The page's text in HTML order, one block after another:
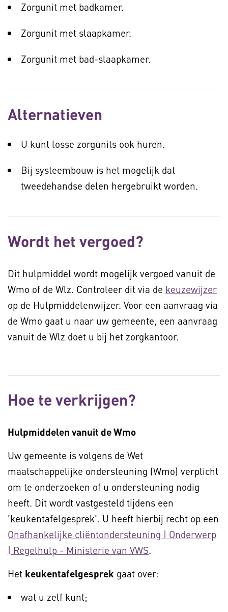
Zorgunit met badkamer.
Zorgunit met slaapkamer.
Zorgunit met bad-slaapkamer.
Alternatieven
U kunt losse zorgunits ook huren.
Bij systeembouw is het mogelijk dat
tweedehandse delen hergebruikt worden.
Wordt het vergoed?
Dit hulpmiddel wordt mogelijk vergoed vanuit de
Wmo of de Wlz. Controleer dit via de keuzewijzer
op de Hulpmiddelenwijzer. Voor een aanvraag via
de Wmo gaat u naar uw gemeente, een aanvraag
vanuit de Wlz doet u bij het zorgkantoor.
Hoe te verkrijgen?
Hulpmiddelen vanuit de Wmo
Uw gemeente is volgens de Wet
maatschappelijke ondersteuning (Wmo) verplicht
om te onderzoeken of u ondersteuning nodig
heeft. Dit wordt vastgesteld tijdens een
'keukentafelgesprek'. U heeft hierbij recht op een
Onafhankelijke cliëntondersteuning | Onderwerp
| Regelhulp - Ministerie van VWS.
Het keukentafelgesprek gaat over:
wat u zelf kunt;